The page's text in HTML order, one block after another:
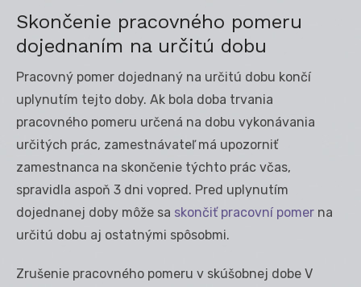
Skončenie pracovného pomeru
dojednaním na určitú dobu
Pracovný pomer dojednaný na určitú dobu končí
uplynutím tejto doby. Ak bola doba trvania
pracovného pomeru určená na dobu vykonávania
určitých prác, zamestnávateľ má upozorniť
zamestnanca na skončenie týchto prác včas,
spravidla aspoň 3 dni vopred. Pred uplynutím
dojednanej doby môže sa skončiť pracovní pomer na
určitú dobu aj ostatnými spôsobmi.
Zrušenie pracovného pomeru v skúšobnej dobe V